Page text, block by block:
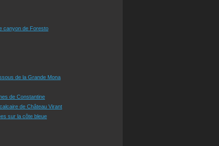
canyon de Foresto
de la Grande Mona
de Constantine
de Château Virant
sur la côte bleue